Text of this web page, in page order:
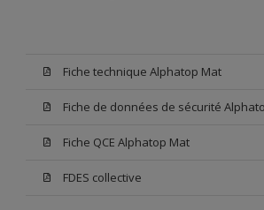
Fiche technique Alphatop Mat
Fiche QCE Alphatop Mat
FDES collective